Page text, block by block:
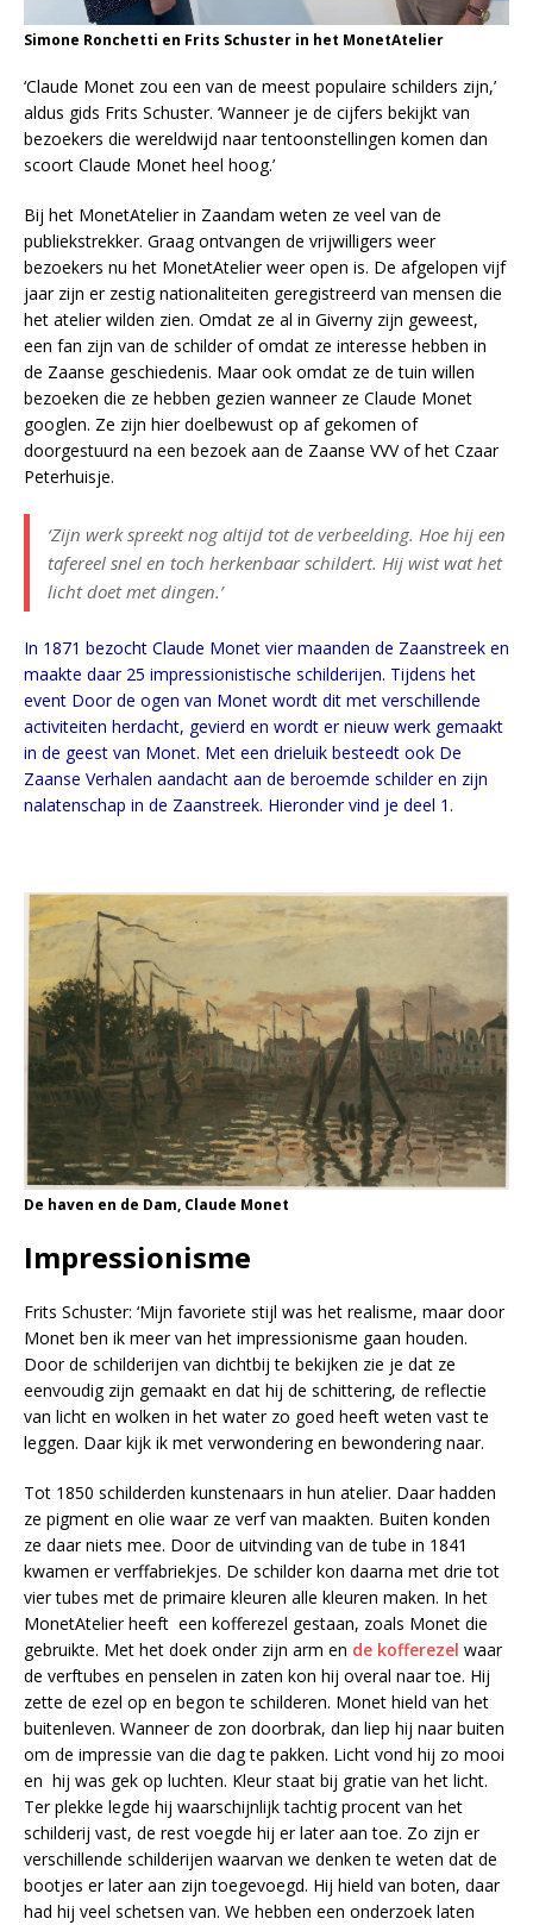
Simone Ronchetti en Frits Schuster in het MonetAtelier
‘Claude Monet zou een van de meest populaire schilders zijn,’
aldus gids Frits Schuster. ‘Wanneer je de cijfers bekijkt van
bezoekers die wereldwijd naar tentoonstellingen komen dan
scoort Claude Monet heel hoog.’
Bij het MonetAtelier in Zaandam weten ze veel van de
publiekstrekker. Graag ontvangen de vrijwilligers weer
bezoekers nu het MonetAtelier weer open is. De afgelopen vijf
jaar zijn er zestig nationaliteiten geregistreerd van mensen die
het atelier wilden zien. Omdat ze al in Giverny zijn geweest,
een fan zijn van de schilder of omdat ze interesse hebben in
de Zaanse geschiedenis. Maar ook omdat ze de tuin willen
bezoeken die ze hebben gezien wanneer ze Claude Monet
googlen. Ze zijn hier doelbewust op af gekomen of
doorgestuurd na een bezoek aan de Zaanse VVV of het Czaar
Peterhuisje.
‘Zijn werk spreekt nog altijd tot de verbeelding. Hoe hij een
tafereel snel en toch herkenbaar schildert. Hij wist wat het
licht doet met dingen.’
In 1871 bezocht Claude Monet vier maanden de Zaanstreek en
maakte daar 25 impressionistische schilderijen. Tijdens het
event Door de ogen van Monet wordt dit met verschillende
activiteiten herdacht, gevierd en wordt er nieuw werk gemaakt
in de geest van Monet. Met een drieluik besteedt ook De
Zaanse Verhalen aandacht aan de beroemde schilder en zijn
nalatenschap in de Zaanstreek. Hieronder vind je deel 1.
De haven en de Dam, Claude Monet
Impressionisme
Frits Schuster: ‘Mijn favoriete stijl was het realisme, maar door
Monet ben ik meer van het impressionisme gaan houden.
Door de schilderijen van dichtbij te bekijken zie je dat ze
eenvoudig zijn gemaakt en dat hij de schittering, de reflectie
van licht en wolken in het water zo goed heeft weten vast te
leggen. Daar kijk ik met verwondering en bewondering naar.
Tot 1850 schilderden kunstenaars in hun atelier. Daar hadden
ze pigment en olie waar ze verf van maakten. Buiten konden
ze daar niets mee. Door de uitvinding van de tube in 1841
kwamen er verffabriekjes. De schilder kon daarna met drie tot
vier tubes met de primaire kleuren alle kleuren maken. In het
MonetAtelier heeft een kofferezel gestaan, zoals Monet die
gebruikte. Met het doek onder zijn arm en de kofferezel waar
de verftubes en penselen in zaten kon hij overal naar toe. Hij
zette de ezel op en begon te schilderen. Monet hield van het
buitenleven. Wanneer de zon doorbrak, dan liep hij naar buiten
om de impressie van die dag te pakken. Licht vond hij zo mooi
en hij was gek op luchten. Kleur staat bij gratie van het licht.
Ter plekke legde hij waarschijnlijk tachtig procent van het
schilderij vast, de rest voegde hij er later aan toe. Zo zijn er
verschillende schilderijen waarvan we denken te weten dat de
bootjes er later aan zijn toegevoegd. Hij hield van boten, daar
had hij veel schetsen van. We hebben een onderzoek laten